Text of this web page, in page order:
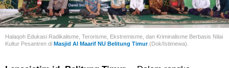
Halaqoh Edukasi Radikalisme, Terorisme, Ekstremisme, dan Kriminalisme Berbasis Nilai
Kultur Pesantren di Masjid Al Maarif NU Belitung Timur.(Dok/Istimewa).